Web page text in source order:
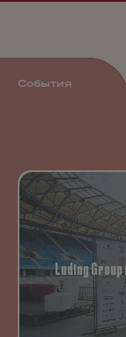
События
Luding